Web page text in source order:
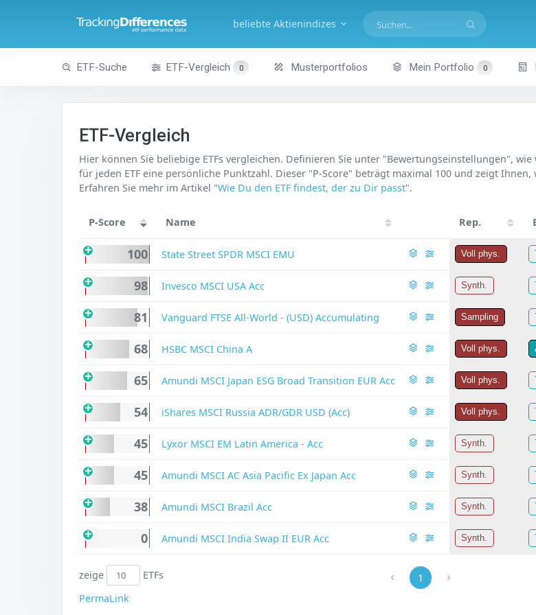
beliebte Aktienindizes
ETF-Suche ETF-Vergleich 0 Musterportfolios Mein Portfolio 0
ETF-Vergleich
Hier können Sie beliebige ETFs vergleichen. Definieren Sie unter "Bewertungseinstellungen",
für jeden ETF eine persönliche Punktzahl. Dieser "P-Score" beträgt maximal 100 und zeigt
Erfahren Sie mehr im Artikel "Wie Du den ETF findest, der zu Dir passt".
P-Score Name Rep.
100 State Street SPDR MSCI EMU Voll phys.
98 Invesco MSCI USA Acc Synth.
81 Vanguard FTSE All-World - (USD) Accumulating Sampling
68 HSBC MSCI China A Voll phys.
65 Amundi MSCI Japan ESG Broad Transition EUR Acc Voll phys.
54 iShares MSCI Russia ADR/GDR USD (Acc) Voll phys.
45 Lyxor MSCI EM Latin America - Acc Synth.
45 Amundi MSCI AC Asia Pacific Ex Japan Acc Synth.
38 Amundi MSCI Brazil Acc Synth.
0 Amundi MSCI India Swap II EUR Acc Synth.
1
zeige
ETFs
PermaLink